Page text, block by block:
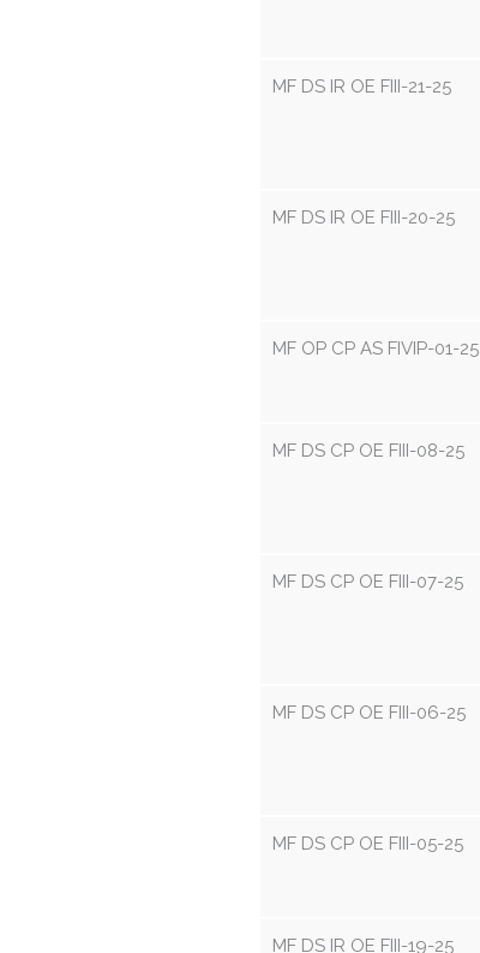
MF DS IR OE FIII-21-25
MF DS IR OE FIII-20-25
MF OP CP AS FIVIP-01-25
MF DS CP OE FIII-08-25
MF DS CP OE FIII-07-25
MF DS CP OE FIII-06-25
MF DS CP OE FIII-05-25
MF DS IR OE FIII-19-25